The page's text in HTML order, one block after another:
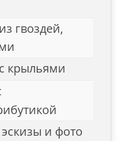
гвоздей,
крыльями
и фото